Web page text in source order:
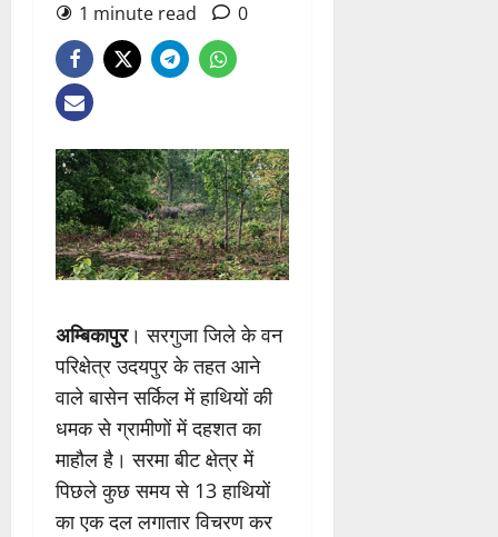
1 minute read
0
अम्बिकापुर। सरगुजा जिले के वन
परिक्षेत्र उदयपुर के तहत आने
वाले बासेन सर्किल में हाथियों की
धमक से ग्रामीणों में दहशत का
माहौल है। सरमा बीट क्षेत्र में
पिछले कुछ समय से 13 हाथियों
का एक दल लगातार विचरण कर